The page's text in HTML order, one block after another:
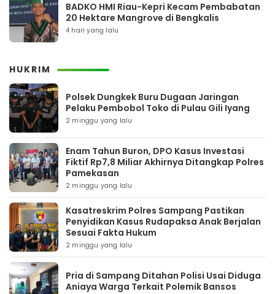
BADKO HMI Riau-Kepri Kecam Pembabatan
20 Hektare Mangrove di Bengkalis
4 hari yang lalu
HUKRIM
Polsek Dungkek Buru Dugaan Jaringan
Pelaku Pembobol Toko di Pulau Gili Iyang
2 minggu yang lalu
Enam Tahun Buron, DPO Kasus Investasi
Fiktif Rp7,8 Miliar Akhirnya Ditangkap Polres
Pamekasan
2 minggu yang lalu
Kasatreskrim Polres Sampang Pastikan
Penyidikan Kasus Rudapaksa Anak Berjalan
Sesuai Fakta Hukum
2 minggu yang lalu
Pria di Sampang Ditahan Polisi Usai Diduga
Aniaya Warga Terkait Polemik Bansos